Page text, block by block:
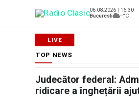
06.08.2026 | 16:30
Bucuresti
--°C
TOP NEWS
Judecător federal:
ridicare a înghețării